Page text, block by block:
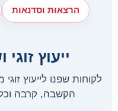
הרצאות וסדנאות
ייעוץ
לקוחות שפנו לייעוץ
הקשבה, קרבה